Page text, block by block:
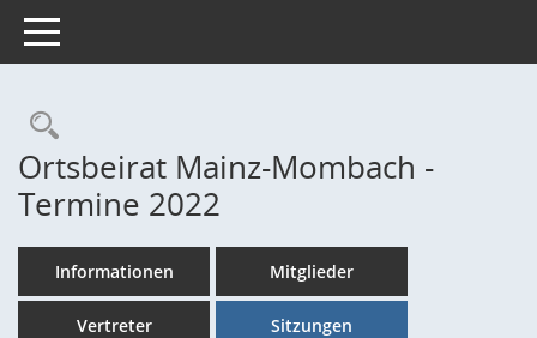
Toggle navigation
Rechercheauswahl
Ortsbeirat Mainz-Mombach -
Termine 2022
Informationen Mitglieder
Vertreter Sitzungen